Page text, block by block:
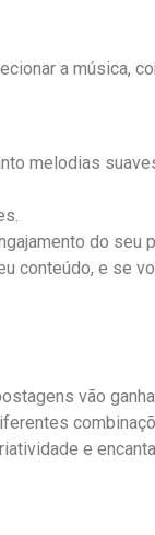
a música,⁢
melodias
do seu
conteúdo, e se
vão
e